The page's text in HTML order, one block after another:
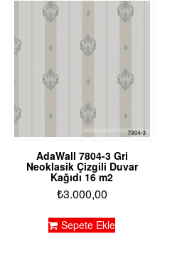
AdaWall 7804-3 Gri
Neoklasik Çizgili Duvar
Kağıdı 16 m2
₺3.000,00
Sepete Ekle